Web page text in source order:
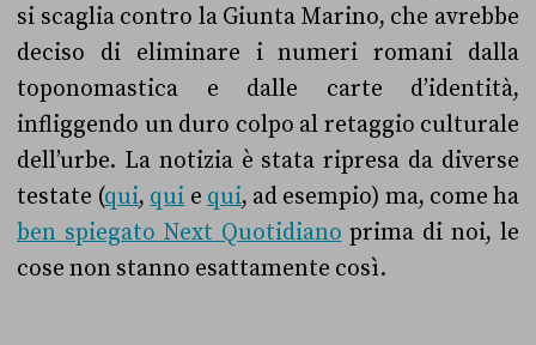
si scaglia contro la Giunta Marino, che avrebbe
deciso di eliminare i numeri romani dalla
toponomastica e dalle carte d’identità,
infliggendo un duro colpo al retaggio culturale
dell’urbe. La notizia è stata ripresa da diverse
testate (qui, qui e qui, ad esempio) ma, come ha
ben spiegato Next Quotidiano prima di noi, le
cose non stanno esattamente così.